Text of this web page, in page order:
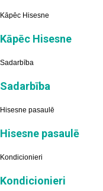
Kāpēc Hisesne
Kāpēc Hisesne
Sadarbība
Sadarbība
Hisesne pasaulē
Hisesne pasaulē
Kondicionieri
Kondicionieri